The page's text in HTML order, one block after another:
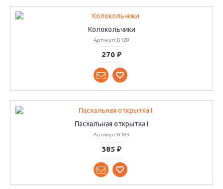
Колокольчики
Артикул: B129
270 ₽
Пасхальная открытка I
Артикул: B103
385 ₽